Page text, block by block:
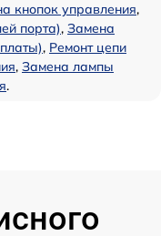
кнопок управления,
порта), Замена
, Ремонт цепи
, Замена лампы
.